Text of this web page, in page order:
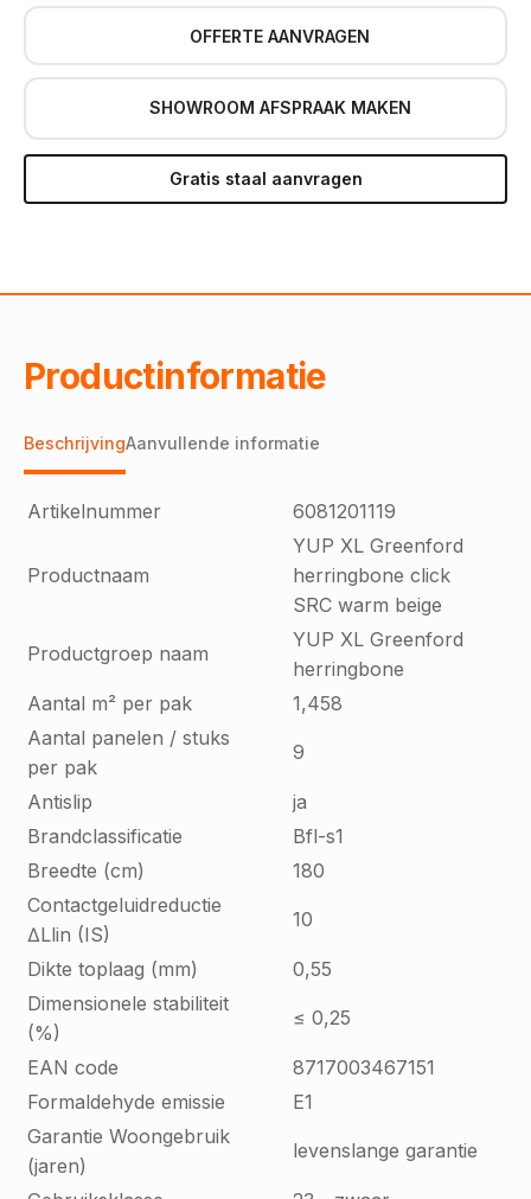
OFFERTE AANVRAGEN
SHOWROOM AFSPRAAK MAKEN
Gratis staal aanvragen
Productinformatie
BeschrijvingAanvullende informatie
Artikelnummer 6081201119
Productnaam
YUP XL Greenford
herringbone click
SRC warm beige
Productgroep naam
YUP XL Greenford
herringbone
Aantal m² per pak
1,458
Aantal panelen / stuks
per pak
9
Antislip
ja
Brandclassificatie
Bfl-s1
Breedte (cm)
180
Contactgeluidreductie
∆Llin (IS)
10
Dikte toplaag (mm)
0,55
Dimensionele stabiliteit
(%)
≤ 0,25
EAN code
8717003467151
Formaldehyde emissie
E1
Garantie Woongebruik
(jaren)
levenslange garantie